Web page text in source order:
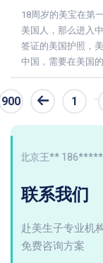
18周岁的美宝在第
美国人，那么进入
签证的美国护照，
中国，需要在美国
900
条
1
北京王**
联系我们
赴美生子专业机
免费咨询方案